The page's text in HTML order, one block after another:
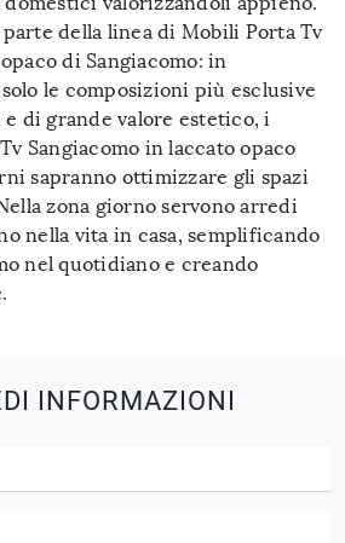
della linea di Mobili Porta Tv
di Sangiacomo: in
le composizioni più esclusive
di grande valore estetico, i
Sangiacomo in laccato opaco
sapranno ottimizzare gli spazi
zona giorno servono arredi
nella vita in casa, semplificando
nel quotidiano e creando
INFORMAZIONI